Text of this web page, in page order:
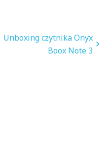
Unboxing czytnika Onyx
Boox Note 3